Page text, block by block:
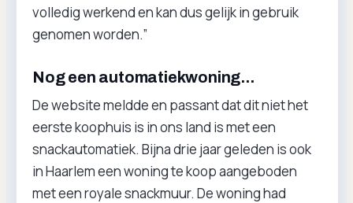
volledig werkend en kan dus gelijk in gebruik
genomen worden.”
Nog een automatiekwoning...
De website meldde en passant dat dit niet het
eerste koophuis is in ons land is met een
snackautomatiek. Bijna drie jaar geleden is ook
in Haarlem een woning te koop aangeboden
met een royale snackmuur. De woning had